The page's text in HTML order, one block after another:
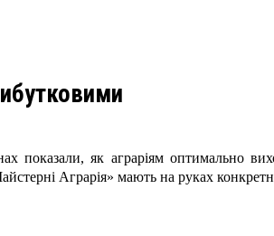
показали, як аграріям оптимально
Аграрія» мають на руках